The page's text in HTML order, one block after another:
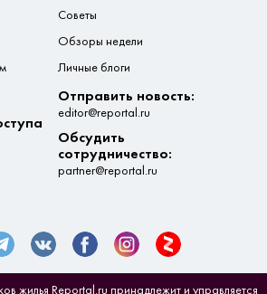
Советы
Обзоры недели
Личные блоги
Отправить новость:
editor@reportal.ru
Обсудить
сотрудничество:
partner@reportal.ru
жилья Reportal.ru принадлежит и управляется